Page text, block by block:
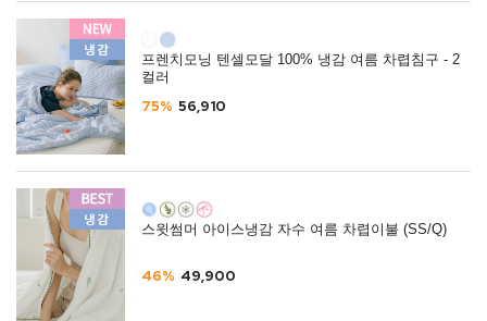
프렌치모닝 텐셀모달 100% 냉감 여름 차렵침구 - 2
컬러
75% 56,910
스윗썸머 아이스냉감 자수 여름 차렵이불 (SS/Q)
46% 49,900